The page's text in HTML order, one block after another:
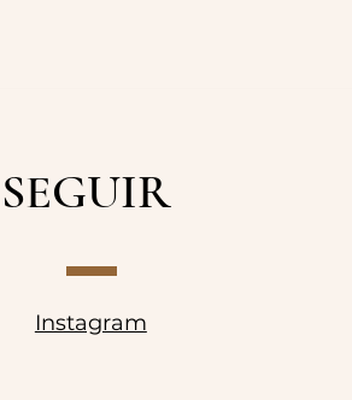
SEGUIR
Instagram